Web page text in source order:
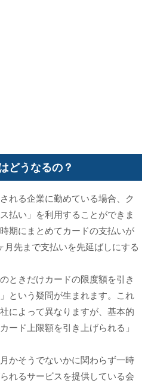
どうなるの？
れる企業に勤めている場合、ク
払い」を利用することができま
期にまとめてカードの支払いが
先まで支払いを先延ばしにする
ときだけカードの限度額を引き
という疑問が生まれます。これ
によって異なりますが、基本的
ード上限額を引き上げられる」
かそうでないかに関わらず一時
れるサービスを提供している会